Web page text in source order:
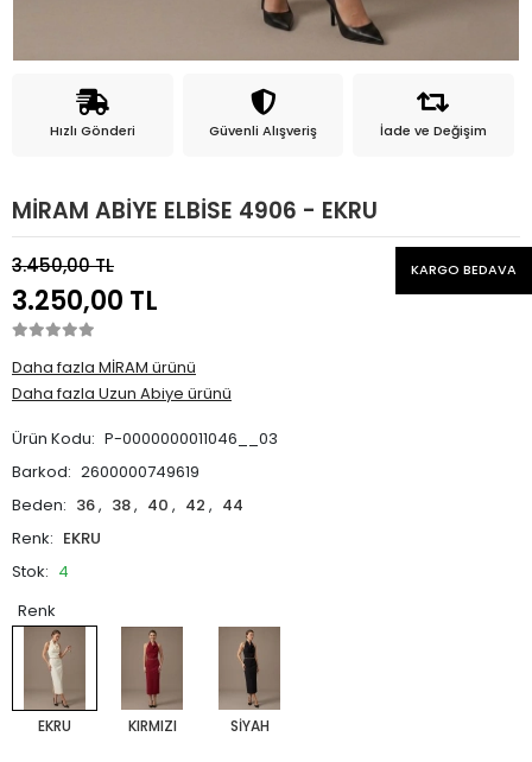
Hızlı Gönderi Güvenli Alışveriş İade ve Değişim
MİRAM ABİYE ELBİSE 4906 - EKRU
3.450,00 TL
3.250,00 TL
KARGO BEDAVA
Daha fazla MİRAM ürünü
Daha fazla Uzun Abiye ürünü
Ürün Kodu: P-0000000011046__03
Barkod: 2600000749619
Beden: 36, 38, 40 , 42 , 44
Renk: EKRU
Stok: 4
Renk
EKRU KIRMIZI SİYAH